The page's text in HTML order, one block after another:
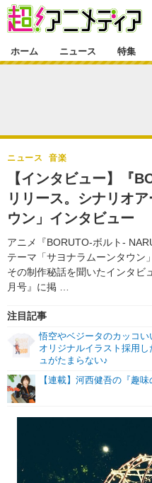
ゲーム・アプリ
グッズ
声優
舞台
特集一覧
ラキりす
連載マンガ
連載マンガ一覧
番組・動画
番組・動画一覧
動画
連載・ブログ
連載・ブログ一覧
編集部ブログ・お知らせ
ホーム ニュース 特集
【インタビュー】『
リリース。シナリオ
ウン」インタビュー
アニメ『BORUTO-ボルト-
テーマ「サヨナラムーンタウン
その制作秘話を聞いたインタビ
月号』に掲 …
ニュース 音楽
注目記事
悟空やベジータのカッコ
オリジナルイラスト採用
ュがたまらない♪
【連載】河西健吾の『趣味